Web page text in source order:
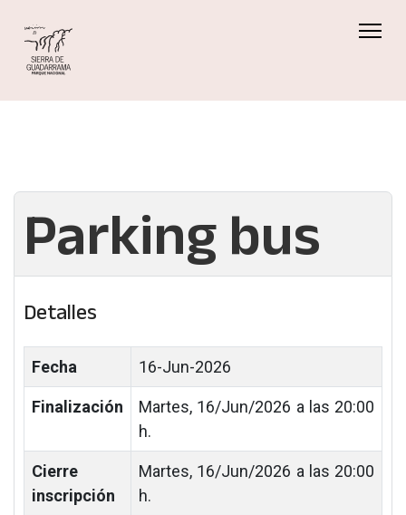
Parking bus
Detalles
Fecha 16-Jun-2026
Finalización
Martes, 16/Jun/2026 a las 20:00
h.
Cierre
inscripción
Martes, 16/Jun/2026 a las 20:00
h.